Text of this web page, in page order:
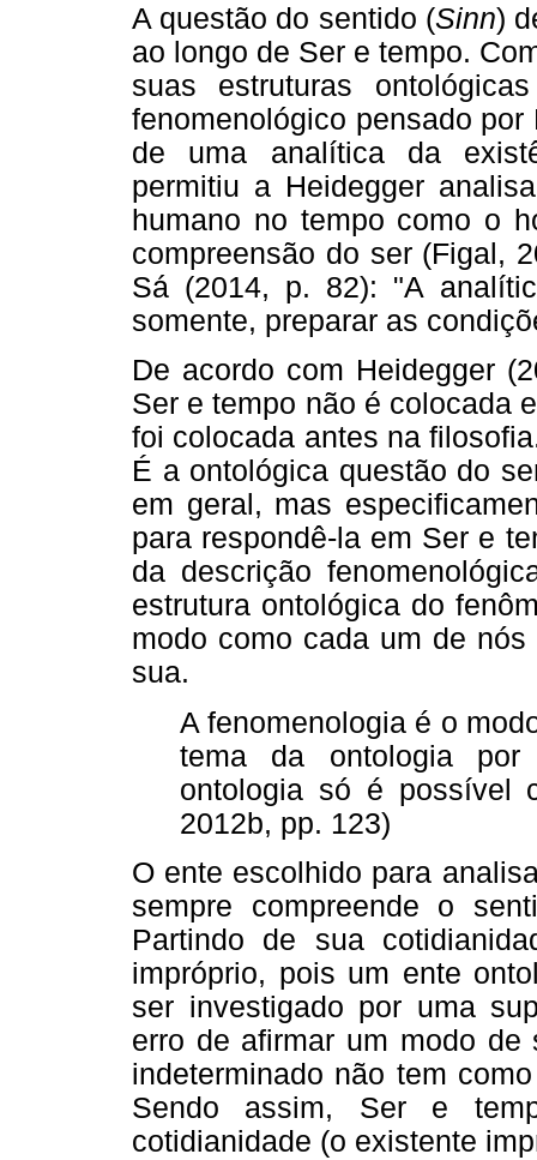
A questão do sentido (Sinn)
ao longo de Ser e tempo.
suas estruturas
fenomenológico pensado
de uma analítica da
permitiu a Heidegger
humano no tempo como o
compreensão do ser (Figal,
Sá (2014, p. 82): "A
somente, preparar as
De acordo com Heidegger
Ser e tempo não é colocada
foi colocada antes na
É a ontológica questão do
em geral, mas
para respondê-la em Ser e
da descrição
estrutura ontológica do
modo como cada um de
sua.
A fenomenologia é o
tema da ontologia por
ontologia só é possível
2012b, pp. 123)
O ente escolhido para
sempre compreende o
Partindo de sua
impróprio, pois um ente
ser investigado por uma
erro de afirmar um modo de
indeterminado não tem
Sendo assim, Ser e
cotidianidade (o existente